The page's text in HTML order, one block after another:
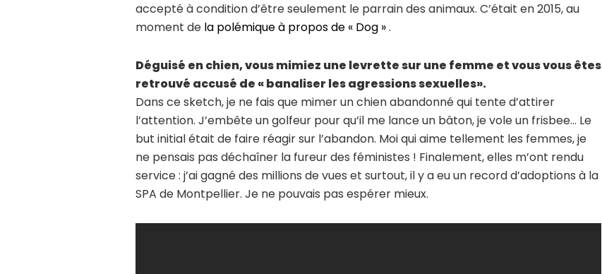
accepté à condition d’être seulement le parrain des animaux. C’était en 2015, au
moment de la polémique à propos de « Dog ».
Déguisé en chien, vous mimiez une levrette sur une femme et vous vous êtes
retrouvé accusé de « banaliser les agressions sexuelles».
Dans ce sketch, je ne fais que mimer un chien abandonné qui tente d’attirer
l’attention. J’embête un golfeur pour qu’il me lance un bâton, je vole un frisbee… Le
but initial était de faire réagir sur l’abandon. Moi qui aime tellement les femmes, je
ne pensais pas déchaîner la fureur des féministes ! Finalement, elles m’ont rendu
service : j’ai gagné des millions de vues et surtout, il y a eu un record d’adoptions à la
SPA de Montpellier. Je ne pouvais pas espérer mieux.